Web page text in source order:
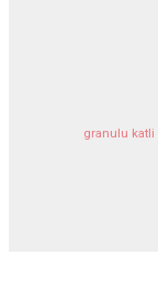
granulu katli